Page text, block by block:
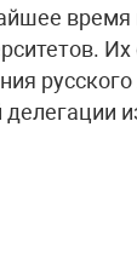
время
делегации